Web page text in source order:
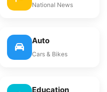
National News
Auto
Cars & Bikes
Education